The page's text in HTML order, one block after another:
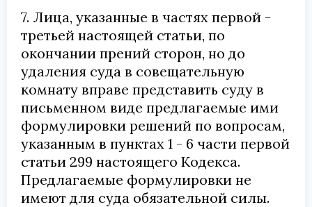
7. Лица, указанные в частях первой -
третьей настоящей статьи, по
окончании прений сторон, но до
удаления суда в совещательную
комнату вправе представить суду в
письменном виде предлагаемые ими
формулировки решений по вопросам,
указанным в пунктах 1 - 6 части первой
статьи 299 настоящего Кодекса.
Предлагаемые формулировки не
имеют для суда обязательной силы.